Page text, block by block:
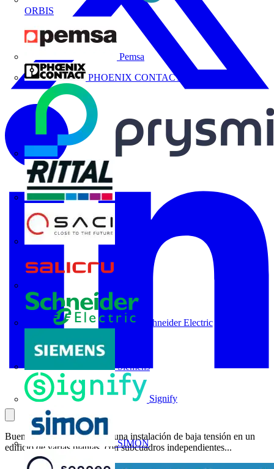
ORBIS
Pemsa
PHOENIX CONTACT, S.A.U.
Schneider Electric
Siemens
Signify
SIMON
Buenos días a todos: Tengo una instalación de baja tensión en un
edificio de varias plantas, con subcuadros independientes...